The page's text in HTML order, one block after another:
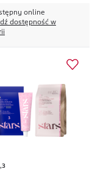
online
dostępność w